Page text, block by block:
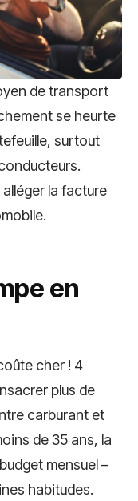
de transport
se heurte
surtout
la facture
en
cher ! 4
plus de
carburant et
de 35 ans, la
mensuel –
habitudes.